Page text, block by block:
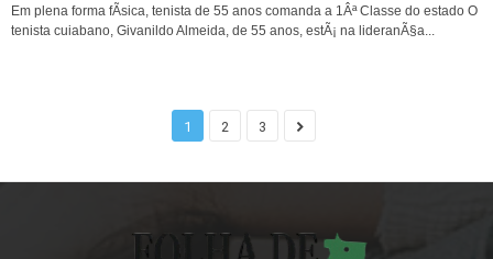
Em plena forma fÃ­sica, tenista de 55 anos comanda a 1Âª Classe do estado O
tenista cuiabano, Givanildo Almeida, de 55 anos, estÃ¡ na lideranÃ§a...
1 2 3